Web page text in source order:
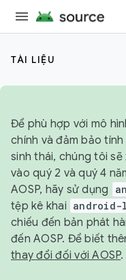
TÀI LIỆU
Để phù hợp với mô
chính và đảm bảo
sinh thái, chúng tôi sẽ
vào quý 2 và quý 4
AOSP, hãy sử dụng
tệp kê khai
chiếu đến bản phát
đến AOSP. Để biết
thay đổi đối với AOSP.